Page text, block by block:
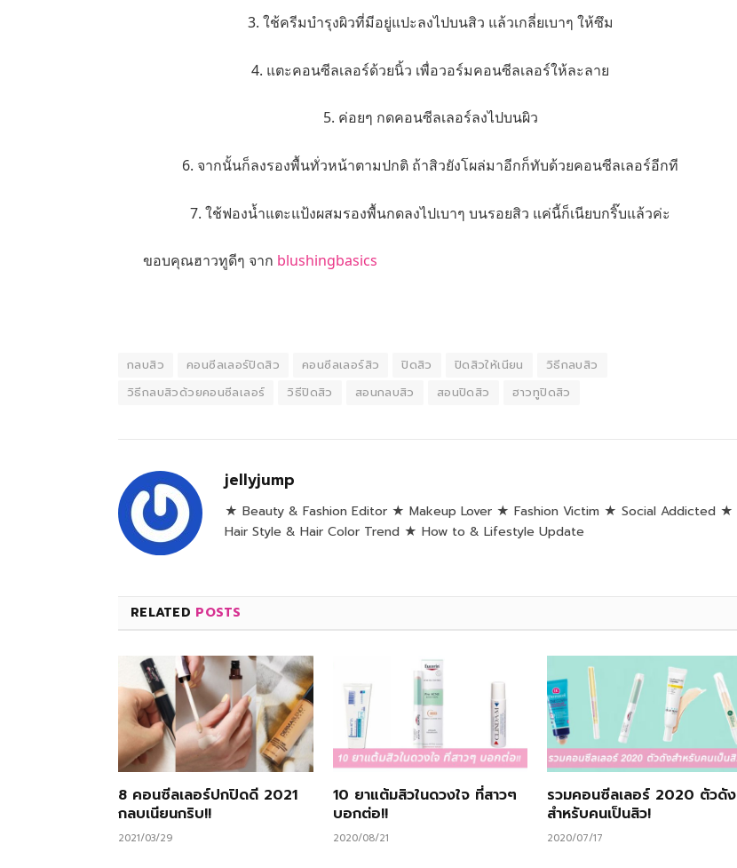
3. ใช้ครีมบำรุงผิวที่มีอยู่แปะลงไปบนสิว แล้วเกลี่ยเบาๆ ให้ซึม
4. แตะคอนซีลเลอร์ด้วยนิ้ว เพื่อวอร์มคอนซีลเลอร์ให้ละลาย
5. ค่อยๆ กดคอนซีลเลอร์ลงไปบนผิว
6. จากนั้นก็ลงรองพื้นทั่วหน้าตามปกติ ถ้าสิวยังโผล่มาอีกก็ทับด้วยคอนซีลเลอร์อีกที
7. ใช้ฟองน้ำแตะแป้งผสมรองพื้นกดลงไปเบาๆ บนรอยสิว แค่นี้ก็เนียบกริ๊บแล้วค่ะ
ขอบคุณฮาวทูดีๆ จาก blushingbasics
กลบสิว คอนซีลเลอร์ปิดสิว คอนซีลเลอร์สิว ปิดสิว ปิดสิวให้เนียน
วิธีกลบสิว
วิธีกลบสิวด้วยคอนซีลเลอร์
วิธีปิดสิว สอนกลบสิว สอนปิดสิว ฮาวทูปิดสิว
jellyjump
★ Beauty & Fashion Editor ★ Makeup Lover ★ Fashion Victim ★ Social Addicted ★
Hair Style & Hair Color Trend ★ How to & Lifestyle Update
RELATED POSTS
8 คอนซีลเลอร์ปกปิดดี 2021
กลบเนียนกริบ!!
2021/03/29
10 ยาแต้มสิวในดวงใจ ที่สาวๆ
บอกต่อ!!
2020/08/21
รวมคอนซีลเลอร์ 2020 ตัวดัง
สำหรับคนเป็นสิว!
2020/07/17